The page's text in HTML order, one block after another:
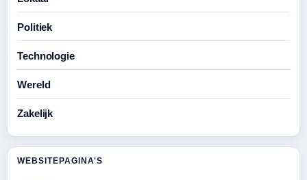
Politiek
Technologie
Wereld
Zakelijk
WEBSITEPAGINA'S